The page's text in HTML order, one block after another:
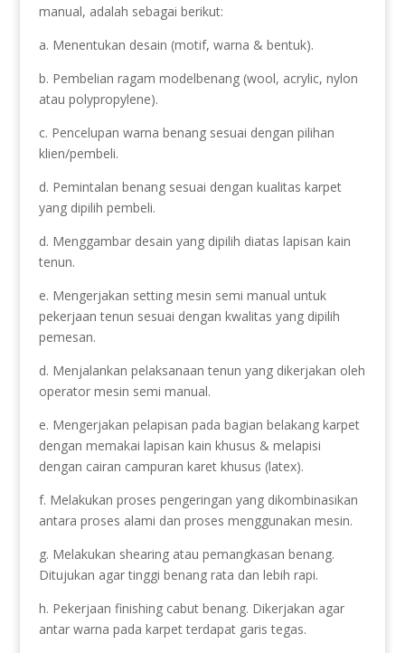
manual, adalah sebagai berikut:
a. Menentukan desain (motif, warna & bentuk).
b. Pembelian ragam modelbenang (wool, acrylic, nylon
atau polypropylene).
c. Pencelupan warna benang sesuai dengan pilihan
klien/pembeli.
d. Pemintalan benang sesuai dengan kualitas karpet
yang dipilih pembeli.
d. Menggambar desain yang dipilih diatas lapisan kain
tenun.
e. Mengerjakan setting mesin semi manual untuk
pekerjaan tenun sesuai dengan kwalitas yang dipilih
pemesan.
d. Menjalankan pelaksanaan tenun yang dikerjakan oleh
operator mesin semi manual.
e. Mengerjakan pelapisan pada bagian belakang karpet
dengan memakai lapisan kain khusus & melapisi
dengan cairan campuran karet khusus (latex).
f. Melakukan proses pengeringan yang dikombinasikan
antara proses alami dan proses menggunakan mesin.
g. Melakukan shearing atau pemangkasan benang.
Ditujukan agar tinggi benang rata dan lebih rapi.
h. Pekerjaan finishing cabut benang. Dikerjakan agar
antar warna pada karpet terdapat garis tegas.